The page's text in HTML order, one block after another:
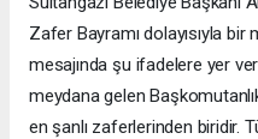
Zafer Bayramı dolayısıyla bir
mesajında şu ifadelere yer
meydana gelen
en şanlı zaferlerinden biridir.